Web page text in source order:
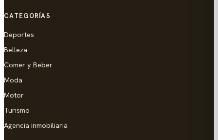
CATEGORÍAS
Deportes
Belleza
Comer y Beber
Moda
Motor
Turismo
Agencia inmobiliaria